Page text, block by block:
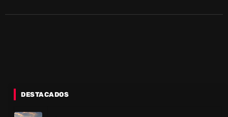
DESTACADOS